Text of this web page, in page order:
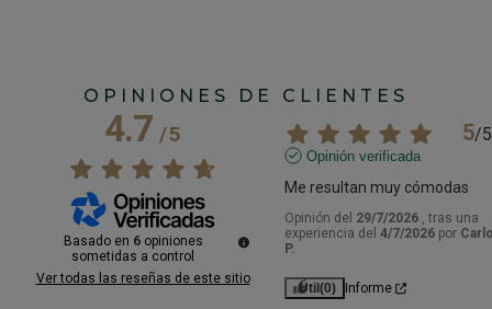
OPINIONES DE CLIENTES
4.7/5
Basado en 6 opiniones
sometidas a control
Ver todas las reseñas de este sitio
5/5
Opinión verificada
Me resultan muy cómodas
Opinión del 29/7/2026 , tras una
experiencia del 4/7/2026 por
P.
Útil (0) Informe